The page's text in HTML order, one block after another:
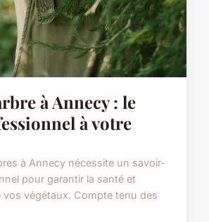
à Annecy : le
à votre
à Annecy nécessite un savoir-
pour garantir la santé et
vos végétaux. Compte tenu des